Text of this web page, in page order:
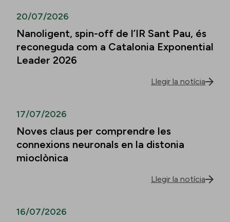
20/07/2026
Nanoligent, spin-off de l’IR Sant Pau, és
reconeguda com a Catalonia Exponential
Leader 2026
Llegir la notícia
17/07/2026
Noves claus per comprendre les
connexions neuronals en la distonia
mioclònica
Llegir la notícia
16/07/2026